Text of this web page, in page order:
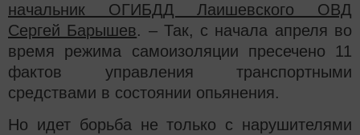
начальник ОГИБДД Лаишевского ОВД
Сергей Барышев. – Так, с начала апреля во
время режима самоизоляции пресечено 11
фактов управления транспортными
средствами в состоянии опьянения.
Но идет борьба не только с нарушителями